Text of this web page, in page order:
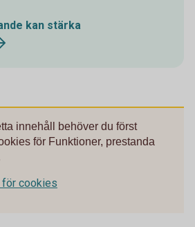
kan stärka
innehåll behöver du först
för Funktioner, prestanda
för cookies